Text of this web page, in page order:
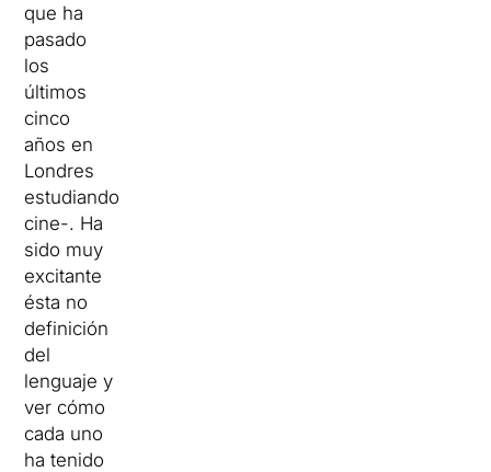
que ha
pasado
los
últimos
cinco
años en
Londres
estudiando
cine-. Ha
sido muy
excitante
ésta no
definición
del
lenguaje y
ver cómo
cada uno
ha tenido